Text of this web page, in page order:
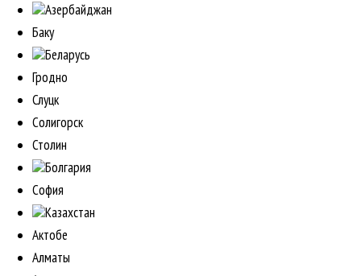
Азербайджан
Баку
Беларусь
Гродно
Слуцк
Солигорск
Столин
Болгария
София
Казахстан
Актобе
Алматы